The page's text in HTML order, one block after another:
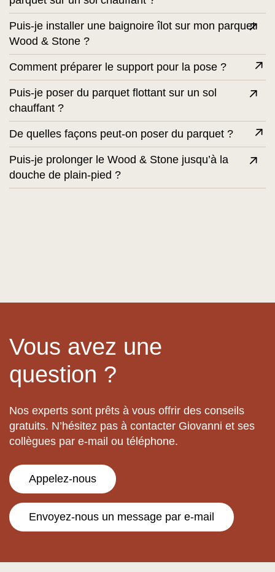
Puis-je installer une baignoire îlot sur mon parquet
Wood & Stone ?
Comment préparer le support pour la pose ?
Puis-je poser du parquet flottant sur un sol
chauffant ?
De quelles façons peut-on poser du parquet ?
Puis-je prolonger le Wood & Stone jusqu’à la
douche de plain-pied ?
Vous avez une
question ?
Nos experts sont prêts à vous offrir des conseils
gratuits. N’hésitez pas à contacter Giovanni et ses
collègues par e-mail ou téléphone.
Appelez-nous
Envoyez-nous un message par e-mail